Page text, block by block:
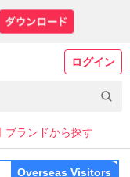
ログイン
ブランドから探す
Overseas Visitors